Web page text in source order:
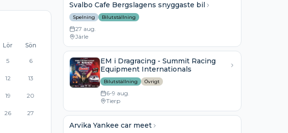
Svalbo Cafe Bergslagens snyggaste bil
Spelning Bilutställning
27 aug.
Järle
EM i Dragracing - Summit Racing
Equipment Internationals
Bilutställning Övrigt
6-9 aug.
Tierp
Arvika Yankee car meet
Lör Sön
5 6
12 13
19 20
26 27